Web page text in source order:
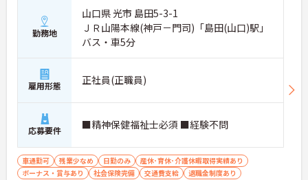
勤務地
山口県 光市 島田5-3-1
ＪＲ山陽本線(神戸－門司)「島田(山口)駅」
バス・車5分
雇用形態 正社員(正職員)
応募要件 ■精神保健福祉士必須 ■経験不問
車通勤可 残業少なめ 日勤のみ
産休･育休･介護休暇取得実績あり
ボーナス・賞与あり
社会保険完備 交通費支給 退職金制度あり